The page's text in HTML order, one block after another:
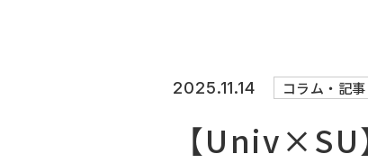
2025.11.14 コラム・記事
【Univ×SU